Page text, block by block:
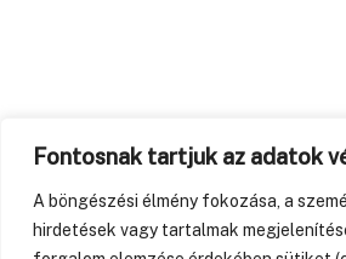
Fontosnak tartjuk az adatok
A böngészési élmény fokozása, a
hirdetések vagy tartalmak